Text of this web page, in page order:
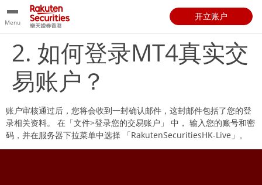
Menu
开立账户
2. 如何登录MT4真实交
易账户？
账户审核通过后，您将会收到一封确认邮件，这封邮件包括了您的登
录相关资料。 在「文件>登录您的交易账户」 中， 输入您的账号和密
码，并在服务器下拉菜单中选择 「RakutenSecuritiesHK-Live」。